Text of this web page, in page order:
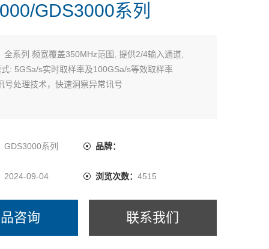
GDS3000系列
全系列 频宽覆盖350MHz范围, 提供2/4输入通道,
: 5GSa/s实时取样率及100GSa/s等效取样率
号处理技术，快速洞察异常讯号
GDS3000系列 品牌：
2024-09-04 浏览次数： 4515
咨询 联系我们